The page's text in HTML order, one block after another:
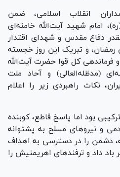
انقلاب اسلامی، ضمن
امام شهید آیت‌الله خامنه‌ای
دفاع مقدس و شهدای اقتدار
رمضان، و تبریک این روز خجسته
کل قوا حضرت آیت‌الله
(مدظله‌العالی) و آحاد ملت
نکات راهبردی زیر را اعلام
بود اما پاسخ قاطع، کوبنده
و نیروهای مسلح به پشتوانه
دشمن را در دسترسی به اهداف
باد داد و ترفندهای اهریمنیش را